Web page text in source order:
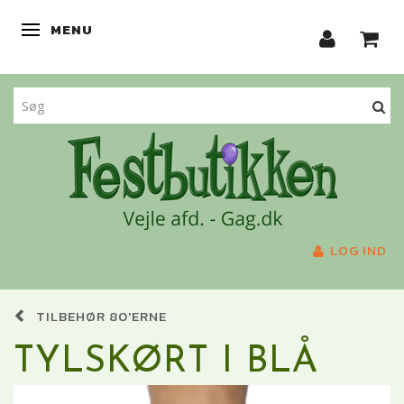
SKIFTE NAVIGATION
MENU
LOG IND
TILBEHØR 80'ERNE
TYLSKØRT I BLÅ